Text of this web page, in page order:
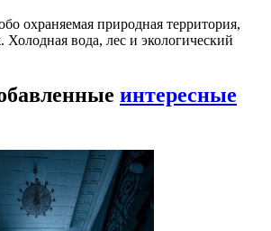
охраняемая природная территория,
Холодная вода, лес и экологический
интересные